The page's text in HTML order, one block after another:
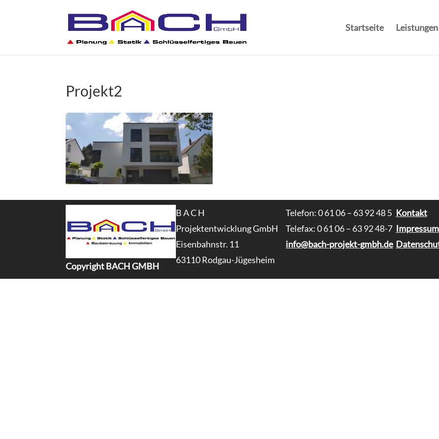
Startseite Leistungen
Projekt2
Copyright BACH GMBH
B A C H
Projektentwicklung GmbH
Eisenbahnstr. 11
63110 Rodgau-Jügesheim
Telefon: 0 61 06 – 63 92 48 5
Telefax: 0 61 06 – 63 92 48-7
info@bach-projekt-gmbh.de
Kontakt
Impressum